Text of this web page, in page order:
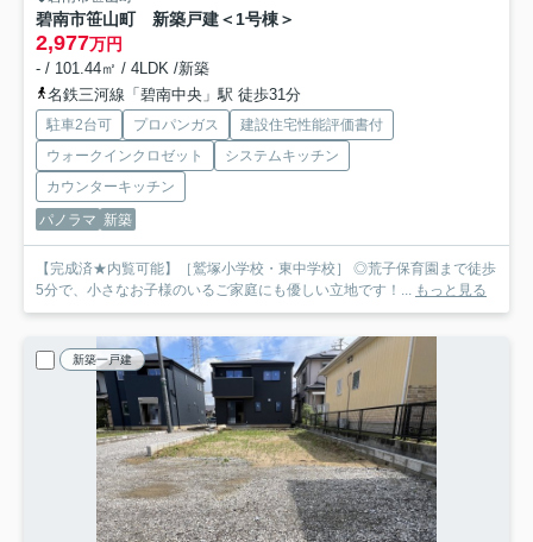
碧南市笹山町 新築戸建＜1号棟＞
2,977万円
- / 101.44㎡ / 4LDK /新築
名鉄三河線「碧南中央」駅 徒歩31分
駐車2台可 プロパンガス
建設住宅性能評価書付
ウォークインクロゼット
システムキッチン
カウンターキッチン
パノラマ 新築
【完成済★内覧可能】［鷲塚小学校・東中学校］ ◎荒子保育園まで徒歩
5分で、小さなお子様のいるご家庭にも優しい立地です！... もっと見る
新築一戸建